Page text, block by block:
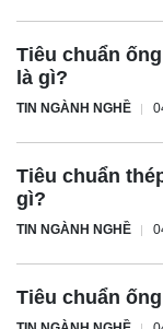
Tiêu chuẩn
là gì?
TIN NGÀNH NGHỀ
Tiêu chuẩn
gì?
TIN NGÀNH NGHỀ
Tiêu chuẩn